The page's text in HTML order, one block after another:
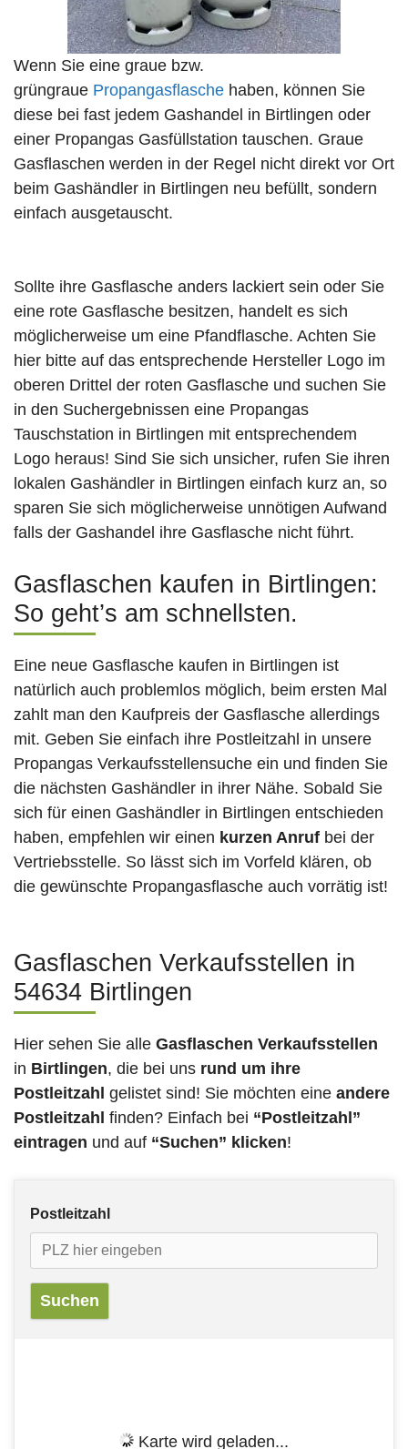
Wenn Sie eine graue bzw.
grüngraue Propangasflasche haben, können Sie
diese bei fast jedem Gashandel in Birtlingen oder
einer Propangas Gasfüllstation tauschen. Graue
Gasflaschen werden in der Regel nicht direkt vor Ort
beim Gashändler in Birtlingen neu befüllt, sondern
einfach ausgetauscht.
Sollte ihre Gasflasche anders lackiert sein oder Sie
eine rote Gasflasche besitzen, handelt es sich
möglicherweise um eine Pfandflasche. Achten Sie
hier bitte auf das entsprechende Hersteller Logo im
oberen Drittel der roten Gasflasche und suchen Sie
in den Suchergebnissen eine Propangas
Tauschstation in Birtlingen mit entsprechendem
Logo heraus! Sind Sie sich unsicher, rufen Sie ihren
lokalen Gashändler in Birtlingen einfach kurz an, so
sparen Sie sich möglicherweise unnötigen Aufwand
falls der Gashandel ihre Gasflasche nicht führt.
Gasflaschen kaufen in Birtlingen:
So geht’s am schnellsten.
Eine neue Gasflasche kaufen in Birtlingen ist
natürlich auch problemlos möglich, beim ersten Mal
zahlt man den Kaufpreis der Gasflasche allerdings
mit. Geben Sie einfach ihre Postleitzahl in unsere
Propangas Verkaufsstellensuche ein und finden Sie
die nächsten Gashändler in ihrer Nähe. Sobald Sie
sich für einen Gashändler in Birtlingen entschieden
haben, empfehlen wir einen kurzen Anruf bei der
Vertriebsstelle. So lässt sich im Vorfeld klären, ob
die gewünschte Propangasflasche auch vorrätig ist!
Gasflaschen Verkaufsstellen in
54634 Birtlingen
Hier sehen Sie alle Gasflaschen Verkaufsstellen
in Birtlingen, die bei uns rund um ihre
Postleitzahl gelistet sind! Sie möchten eine andere
Postleitzahl finden? Einfach bei “Postleitzahl”
eintragen und auf “Suchen” klicken!
Postleitzahl
Karte wird geladen...